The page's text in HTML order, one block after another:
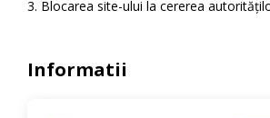
Blocarea site-ului la cererea
Informatii